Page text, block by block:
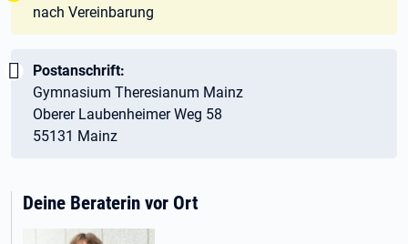
nach Vereinbarung
Wichtig:
Postanschrift:
Gymnasium Theresianum Mainz
Oberer Laubenheimer Weg 58
55131 Mainz
Deine Beraterin vor Ort